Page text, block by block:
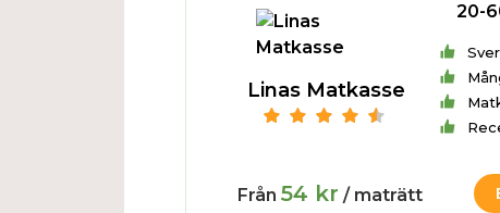
Linas Matkasse
20-
Från 54 kr / maträtt